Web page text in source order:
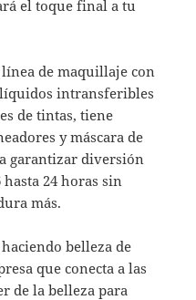
el toque final a tu
de maquillaje con
líquidos intransferibles
de tintas, tiene
y máscara de
garantizar diversión
24 horas sin
más.
belleza de
que conecta a las
de la belleza para